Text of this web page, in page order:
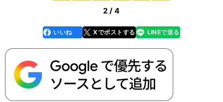
2 / 4
faceboo
k
いいね Xでポストする
line LINEで送る